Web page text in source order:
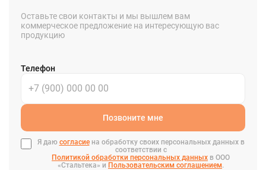
Оставьте свои контакты и мы вышлем вам
коммерческое предложение на интересующую вас
продукцию
Телефон
Позвоните мне
Я даю согласиена обработку своих персональных данных в
соответствии с
Политикой обработки персональных данных в ООО
«Стальтека» и Пользовательским соглашением.